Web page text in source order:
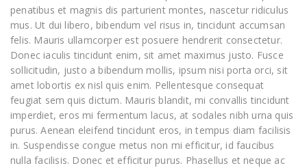
penatibus et magnis dis parturient montes, nascetur ridiculus
mus. Ut dui libero, bibendum vel risus in, tincidunt accumsan
felis. Mauris ullamcorper est posuere hendrerit consectetur.
Donec iaculis tincidunt enim, sit amet maximus justo. Fusce
sollicitudin, justo a bibendum mollis, ipsum nisi porta orci, sit
amet lobortis ex nisl quis enim. Pellentesque consequat
feugiat sem quis dictum. Mauris blandit, mi convallis tincidunt
imperdiet, eros mi fermentum lacus, at sodales nibh urna quis
purus. Aenean eleifend tincidunt eros, in tempus diam facilisis
in. Suspendisse congue metus non mi efficitur, id faucibus
nulla facilisis. Donec et efficitur purus. Phasellus et neque ac